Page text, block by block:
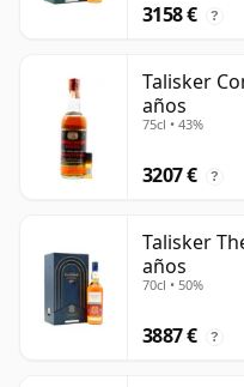
3158 € ?
Talisker
años
75cl • 43%
3207 € ?
Talisker
años
70cl • 50%
3887 € ?